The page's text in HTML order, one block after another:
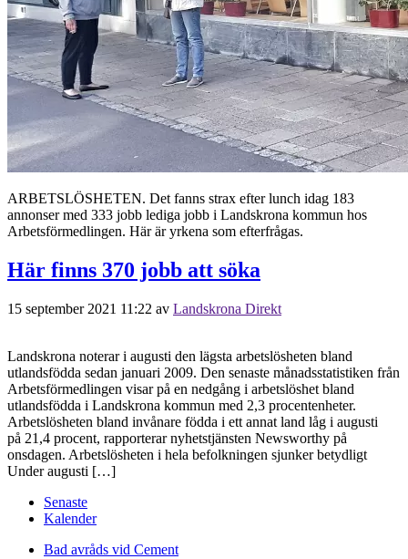
ARBETSLÖSHETEN. Det fanns strax efter lunch idag 183
annonser med 333 jobb lediga jobb i Landskrona kommun hos
Arbetsförmedlingen. Här är yrkena som efterfrågas.
Här finns 370 jobb att söka
15 september 2021 11:22 av Landskrona Direkt
Landskrona noterar i augusti den lägsta arbetslösheten bland
utlandsfödda sedan januari 2009. Den senaste månadsstatistiken från
Arbetsförmedlingen visar på en nedgång i arbetslöshet bland
utlandsfödda i Landskrona kommun med 2,3 procentenheter.
Arbetslösheten bland invånare födda i ett annat land låg i augusti
på 21,4 procent, rapporterar nyhetstjänsten Newsworthy på
onsdagen. Arbetslösheten i hela befolkningen sjunker betydligt
Under augusti […]
Senaste
Kalender
Bad avråds vid Cement